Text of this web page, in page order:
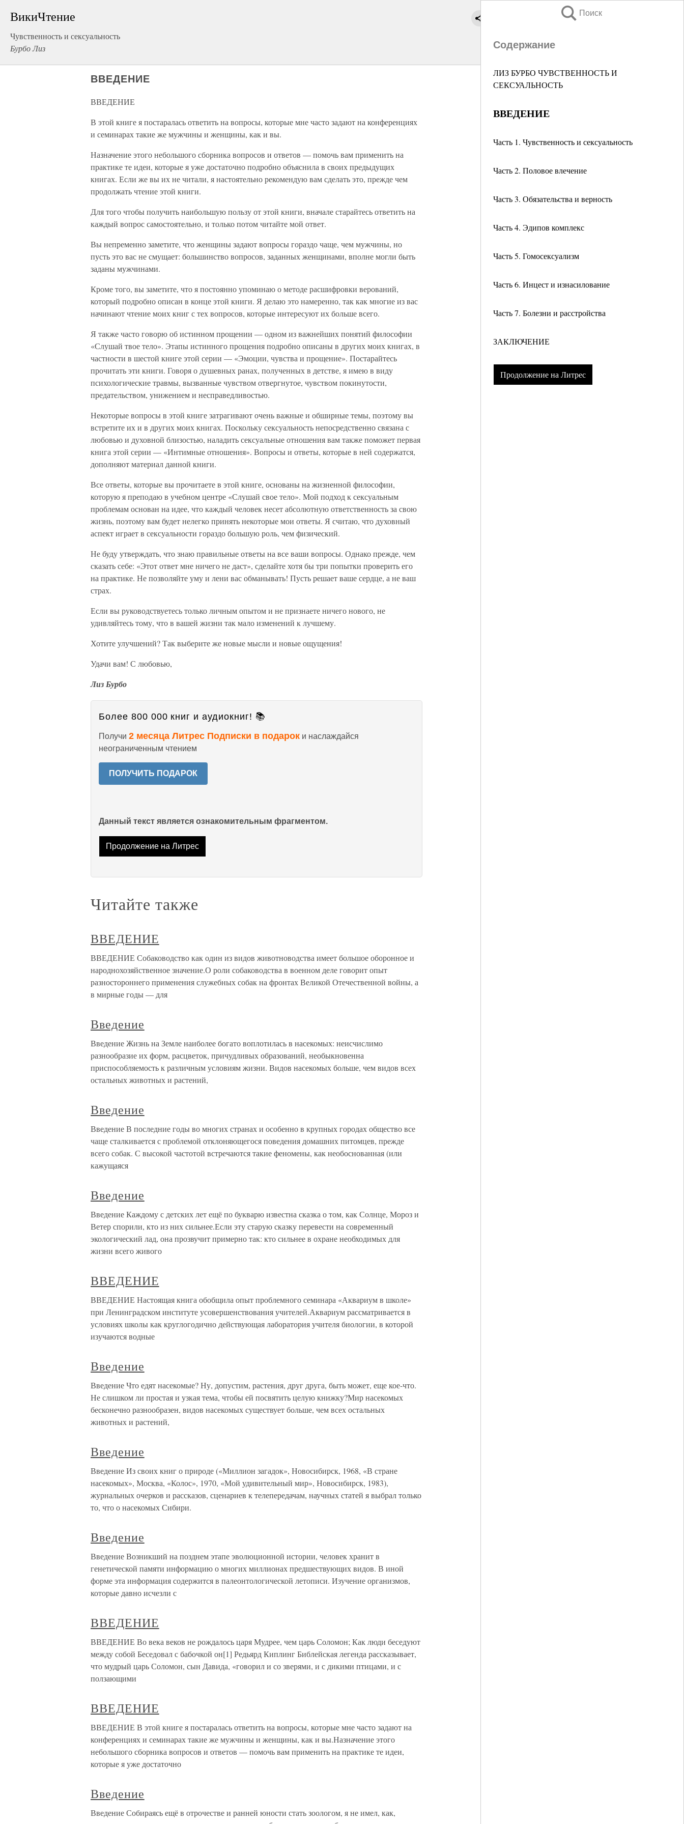
ВикиЧтение
Чувственность и сексуальность
Бурбо Лиз
Поиск
Содержание
ЛИЗ БУРБО ЧУВСТВЕННОСТЬ И
СЕКСУАЛЬНОСТЬ
ВВЕДЕНИЕ
Часть 1. Чувственность и сексуальность
Часть 2. Половое влечение
Часть 3. Обязательства и верность
Часть 4. Эдипов комплекс
Часть 5. Гомосексуализм
Часть 6. Инцест и изнасилование
Часть 7. Болезни и расстройства
ЗАКЛЮЧЕНИЕ
Продолжение на Литрес
ВВЕДЕНИЕ
ВВЕДЕНИЕ
В этой книге я постаралась ответить на вопросы, которые мне часто задают на конференциях
и семинарах такие же мужчины и женщины, как и вы.
Назначение этого небольшого сборника вопросов и ответов — помочь вам применить на
практике те идеи, которые я уже достаточно подробно объяснила в своих предыдущих
книгах. Если же вы их не читали, я настоятельно рекомендую вам сделать это, прежде чем
продолжать чтение этой книги.
Для того чтобы получить наибольшую пользу от этой книги, вначале старайтесь ответить на
каждый вопрос самостоятельно, и только потом читайте мой ответ.
Вы непременно заметите, что женщины задают вопросы гораздо чаще, чем мужчины, но
пусть это вас не смущает: большинство вопросов, заданных женщинами, вполне могли быть
заданы мужчинами.
Кроме того, вы заметите, что я постоянно упоминаю о методе расшифровки верований,
который подробно описан в конце этой книги. Я делаю это намеренно, так как многие из вас
начинают чтение моих книг с тех вопросов, которые интересуют их больше всего.
Я также часто говорю об истинном прощении — одном из важнейших понятий философии
«Слушай твое тело». Этапы истинного прощения подробно описаны в других моих книгах, в
частности в шестой книге этой серии — «Эмоции, чувства и прощение». Постарайтесь
прочитать эти книги. Говоря о душевных ранах, полученных в детстве, я имею в виду
психологические травмы, вызванные чувством отвергнутое, чувством покинутости,
предательством, унижением и несправедливостью.
Некоторые вопросы в этой книге затрагивают очень важные и обширные темы, поэтому вы
встретите их и в других моих книгах. Поскольку сексуальность непосредственно связана с
любовью и духовной близостью, наладить сексуальные отношения вам также поможет первая
книга этой серии — «Интимные отношения». Вопросы и ответы, которые в ней содержатся,
дополняют материал данной книги.
Все ответы, которые вы прочитаете в этой книге, основаны на жизненной философии,
которую я преподаю в учебном центре «Слушай свое тело». Мой подход к сексуальным
проблемам основан на идее, что каждый человек несет абсолютную ответственность за свою
жизнь, поэтому вам будет нелегко принять некоторые мои ответы. Я считаю, что духовный
аспект играет в сексуальности гораздо большую роль, чем физический.
Не буду утверждать, что знаю правильные ответы на все ваши вопросы. Однако прежде, чем
сказать себе: «Этот ответ мне ничего не даст», сделайте хотя бы три попытки проверить его
на практике. Не позволяйте уму и лени вас обманывать! Пусть решает ваше сердце, а не ваш
страх.
Если вы руководствуетесь только личным опытом и не признаете ничего нового, не
удивляйтесь тому, что в вашей жизни так мало изменений к лучшему.
Хотите улучшений? Так выберите же новые мысли и новые ощущения!
Удачи вам! С любовью,
Лиз Бурбо
Более 800 000 книг и аудиокниг! 📚
Получи 2 месяца Литрес Подписки в подарок и наслаждайся
неограниченным чтением
ПОЛУЧИТЬ ПОДАРОК
Данный текст является ознакомительным фрагментом.
Продолжение на Литрес
Читайте также
ВВЕДЕНИЕ
ВВЕДЕНИЕ Собаководство как один из видов животноводства имеет большое оборонное и
народнохозяйственное значение.О роли собаководства в военном деле говорит опыт
разностороннего применения служебных собак на фронтах Великой Отечественной войны, а
в мирные годы — для
Введение
Введение Жизнь на Земле наиболее богато воплотилась в насекомых: неисчислимо
разнообразие их форм, расцветок, причудливых образований, необыкновенна
приспособляемость к различным условиям жизни. Видов насекомых больше, чем видов всех
остальных животных и растений,
Введение
Введение В последние годы во многих странах и особенно в крупных городах общество все
чаще сталкивается с проблемой отклоняющегося поведения домашних питомцев, прежде
всего собак. С высокой частотой встречаются такие феномены, как необоснованная (или
кажущаяся
Введение
Введение Каждому с детских лет ещё по букварю известна сказка о том, как Солнце, Мороз и
Ветер спорили, кто из них сильнее.Если эту старую сказку перевести на современный
экологический лад, она прозвучит примерно так: кто сильнее в охране необходимых для
жизни всего живого
ВВЕДЕНИЕ
ВВЕДЕНИЕ Настоящая книга обобщила опыт проблемного семинара «Аквариум в школе»
при Ленинградском институте усовершенствования учителей.Аквариум рассматривается в
условиях школы как круглогодично действующая лаборатория учителя биологии, в которой
изучаются водные
Введение
Введение Что едят насекомые? Ну, допустим, растения, друг друга, быть может, еще кое-что.
Не слишком ли простая и узкая тема, чтобы ей посвятить целую книжку?Мир насекомых
бесконечно разнообразен, видов насекомых существует больше, чем всех остальных
животных и растений,
Введение
Введение Из своих книг о природе («Миллион загадок», Новосибирск, 1968, «В стране
насекомых», Москва, «Колос», 1970, «Мой удивительный мир», Новосибирск, 1983),
журнальных очерков и рассказов, сценариев к телепередачам, научных статей я выбрал только
то, что о насекомых Сибири.
Введение
Введение Возникший на позднем этапе эволюционной истории, человек хранит в
генетической памяти информацию о многих миллионах предшествующих видов. В иной
форме эта информация содержится в палеонтологической летописи. Изучение организмов,
которые давно исчезли с
ВВЕДЕНИЕ
ВВЕДЕНИЕ Во века веков не рождалось царя Мудрее, чем царь Соломон; Как люди беседуют
между собой Беседовал с бабочкой он[1] Редьярд Киплинг Библейская легенда рассказывает,
что мудрый царь Соломон, сын Давида, «говорил и со зверями, и с дикими птицами, и с
ползающими
ВВЕДЕНИЕ
ВВЕДЕНИЕ В этой книге я постаралась ответить на вопросы, которые мне часто задают на
конференциях и семинарах такие же мужчины и женщины, как и вы.Назначение этого
небольшого сборника вопросов и ответов — помочь вам применить на практике те идеи,
которые я уже достаточно
Введение
Введение Собираясь ещё в отрочестве и ранней юности стать зоологом, я не имел, как,